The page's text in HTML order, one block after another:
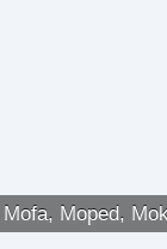
Moped,